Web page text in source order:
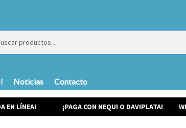
Noticias Contacto
EN LÍNEA! ¡PAGA CON NEQUI O DAVIPLATA!